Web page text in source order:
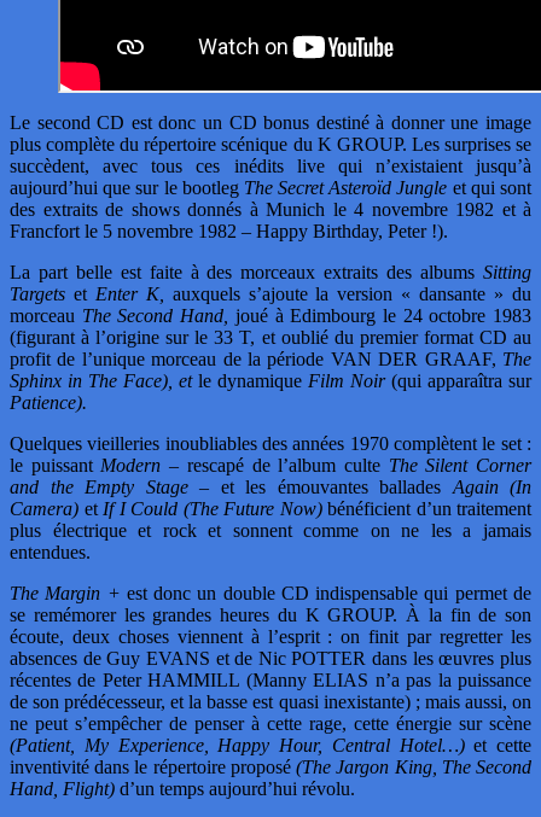
Le second CD est donc un CD bonus destiné à donner une image
plus complète du répertoire scénique du K GROUP. Les surprises se
succèdent, avec tous ces inédits live qui n’existaient jusqu’à
aujourd’hui que sur le bootleg The Secret Asteroïd Jungle et qui sont
des extraits de shows donnés à Munich le 4 novembre 1982 et à
Francfort le 5 novembre 1982 – Happy Birthday, Peter !).
La part belle est faite à des morceaux extraits des albums Sitting
Targets et Enter K, auxquels s’ajoute la version « dansante » du
morceau The Second Hand, joué à Edimbourg le 24 octobre 1983
(figurant à l’origine sur le 33 T, et oublié du premier format CD au
profit de l’unique morceau de la période VAN DER GRAAF, The
Sphinx in The Face), etle dynamique Film Noir(qui apparaîtra sur
Patience).
Quelques vieilleries inoubliables des années 1970 complètent le set :
le puissant Modern– rescapé de l’album culte The Silent Corner
and the Empty Stage – et les émouvantes ballades Again (In
Camera) et If I Could (The Future Now) bénéficient d’un traitement
plus électrique et rock et sonnent comme on ne les a jamais
entendues.
The Margin + est donc un double CD indispensable qui permet de
se remémorer les grandes heures du K GROUP. À la fin de son
écoute, deux choses viennent à l’esprit : on finit par regretter les
absences de Guy EVANS et de Nic POTTER dans les œuvres plus
récentes de Peter HAMMILL (Manny ELIAS n’a pas la puissance
de son prédécesseur, et la basse est quasi inexistante) ; mais aussi, on
ne peut s’empêcher de penser à cette rage, cette énergie sur scène
(Patient, My Experience, Happy Hour, Central Hotel…)et cette
inventivité dans le répertoire proposé(The Jargon King, The Second
Hand, Flight) d’un temps aujourd’hui révolu.